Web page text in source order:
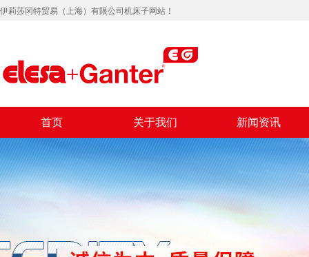
伊莉莎冈特贸易（上海）有限公司机床子网站！
首页 关于我们 新闻资讯